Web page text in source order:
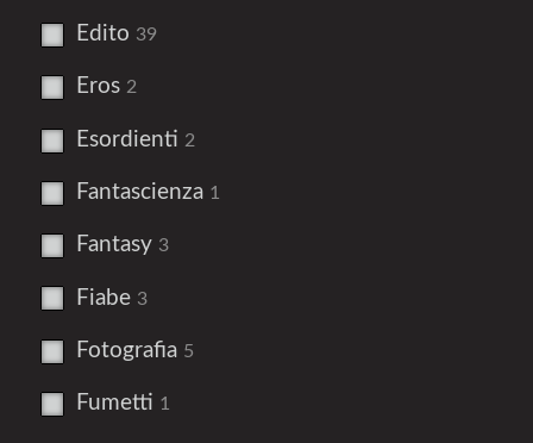
Edito 39
Eros 2
Esordienti 2
Fantascienza 1
Fantasy 3
Fiabe 3
Fotografia 5
Fumetti 1